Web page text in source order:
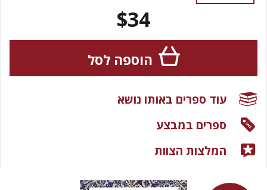
$34
הוספה לסל
עוד ספרים באותו נושא
ספרים במבצע
המלצות הצוות